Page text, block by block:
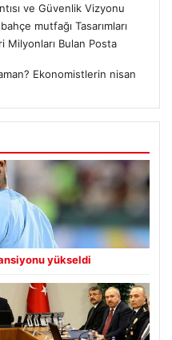
ve Güvenlik Vizyonu
mutfağı Tasarımları
Milyonları Bulan Posta
Ekonomistlerin nisan
yükseldi